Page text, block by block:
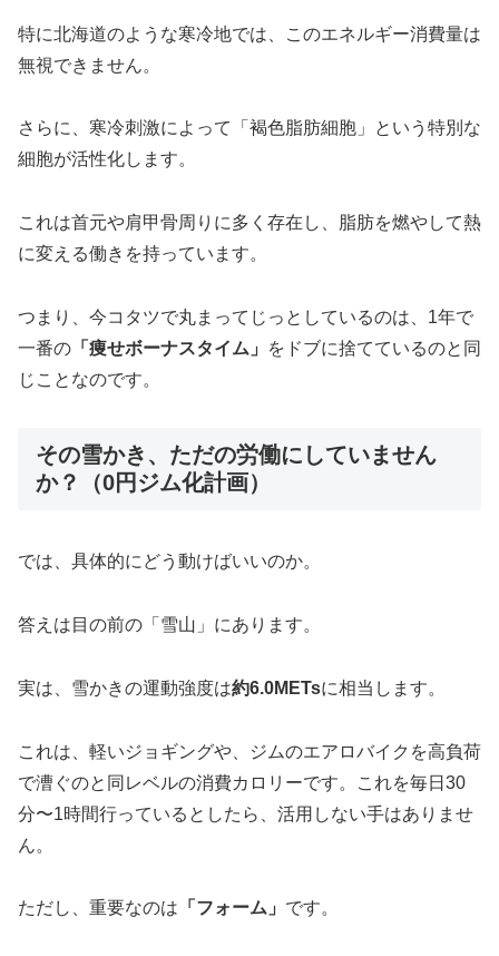
特に北海道のような寒冷地では、このエネルギー消費量は
無視できません。
さらに、寒冷刺激によって「褐色脂肪細胞」という特別な
細胞が活性化します。
これは首元や肩甲骨周りに多く存在し、脂肪を燃やして熱
に変える働きを持っています。
つまり、今コタツで丸まってじっとしているのは、1年で
一番の 「痩せボーナスタイム」
をドブに捨てているのと同
じことなのです。
その雪かき、ただの労働にしていません
か？（0円ジム化計画）
では、具体的にどう動けばいいのか。
答えは目の前の「雪山」にあります。
実は、雪かきの運動強度は約6.0METsに相当します。
これは、軽いジョギングや、ジムのエアロバイクを高負荷
で漕ぐのと同レベルの消費カロリーです。これを毎日30
分〜1時間行っているとしたら、活用しない手はありませ
ん。
ただし、重要なのは 「フォーム」 です。